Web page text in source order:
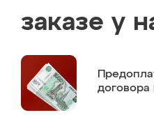
заказе у
договора